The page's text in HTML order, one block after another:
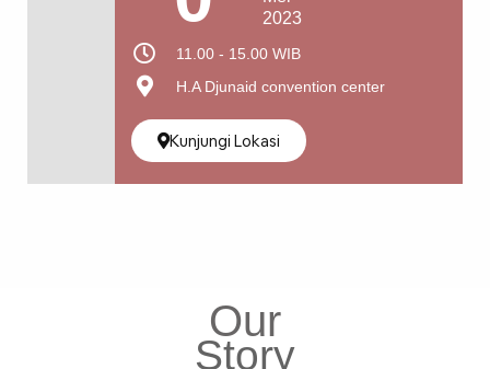
2023
11.00 - 15.00 WIB
H.A Djunaid convention center
Kunjungi Lokasi
Our
Story